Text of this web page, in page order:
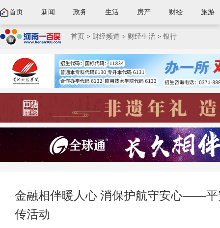
首页 新闻 政务 生活 房产 财经 旅游
首页 > 财经频道 > 财经生活 > 银行
金融相伴暖人心 消保护航守安心——平
传活动